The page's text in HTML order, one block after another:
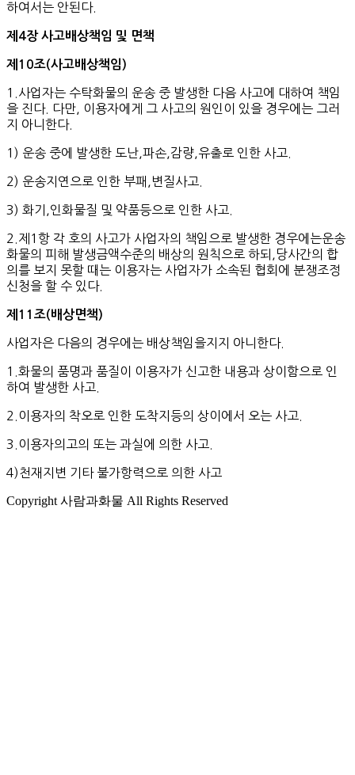
하여서는 안된다.
제 4장 사고배상책임 및 면책
제 10조(사고배상책임 )
1.사업자는 수탁화물의 운송 중 발생한 다음 사고에 대하여 책임
을 진다. 다만, 이용자에게 그 사고의 원인이 있을 경우에는 그러
지 아니한다.
1) 운송 중에 발생한 도난,파손,감량,유출로 인한 사고.
2) 운송지연으로 인한 부패,변질사고.
3) 화기,인화물질 및 약품등으로 인한 사고.
2.제1항 각 호의 사고가 사업자의 책임으로 발생한 경우에는운송
화물의 피해 발생금액수준의 배상의 원칙으로 하되,당사간의 합
의를 보지 못할 때는 이용자는 사업자가 소속된 협회에 분쟁조정
신청을 할 수 있다.
제 11 조( 배상면책)
사업자은 다음의 경우에는 배상책임을지지 아니한다.
1.화물의 품명과 품질이 이용자가 신고한 내용과 상이함으로 인
하여 발생한 사고.
2.이용자의 착오로 인한 도착지등의 상이에서 오는 사고.
3.이용자의고의 또는 과실에 의한 사고.
4)천재지변 기타 불가항력으로 의한 사고
Copyright 사람과화물 All Rights Reserved